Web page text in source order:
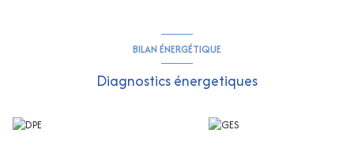
bien est exposé sont disponibles sur le site Georisques :
BILAN ÉNERGÉTIQUE
Diagnostics énergetiques